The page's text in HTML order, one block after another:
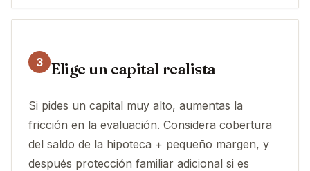
3 Elige un capital realista
Si pides un capital muy alto, aumentas la
fricción en la evaluación. Considera cobertura
del saldo de la hipoteca + pequeño margen, y
después protección familiar adicional si es